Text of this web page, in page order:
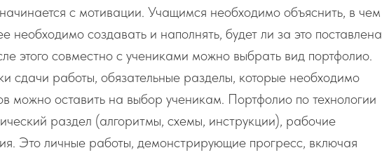
с мотивации. Учащимся необходимо объяснить, в чем
необходимо создавать и наполнять, будет ли за это поставлена
этого совместно с учениками можно выбрать вид портфолио.
сдачи работы, обязательные разделы, которые необходимо
можно оставить на выбор ученикам. Портфолио по технологии
раздел (алгоритмы, схемы, инструкции), рабочие
Это личные работы, демонстрирующие прогресс, включая